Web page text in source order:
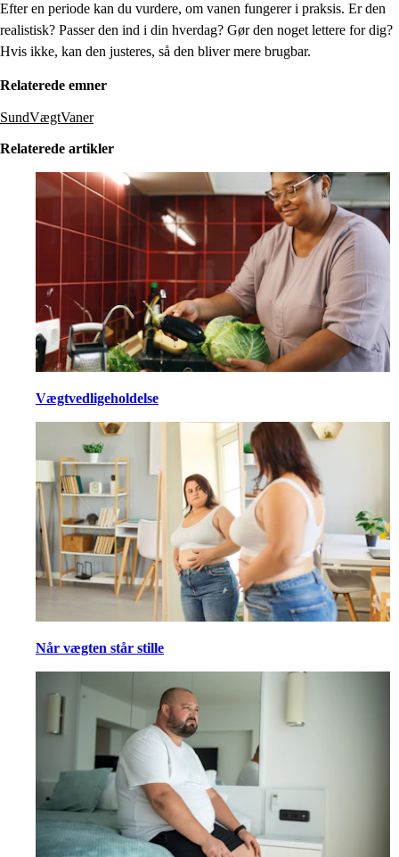
Efter en periode kan du vurdere, om vanen fungerer i praksis. Er den
realistisk? Passer den ind i din hverdag? Gør den noget lettere for dig?
Hvis ikke, kan den justeres, så den bliver mere brugbar.
Relaterede emner
SundVægtVaner
Relaterede artikler
Vægtvedligeholdelse
Når vægten står stille